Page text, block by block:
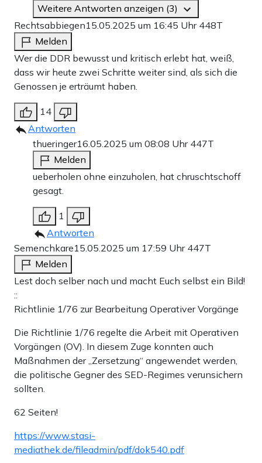
Weitere Antworten anzeigen (3)
Rechtsabbiegen15.05.2025 um 16:45 Uhr 448T
Melden
Wer die DDR bewusst und kritisch erlebt hat, weiß,
dass wir heute zwei Schritte weiter sind, als sich die
Genossen je erträumt haben.
14
Antworten
thueringer16.05.2025 um 08:08 Uhr 447T
Melden
ueberholen ohne einzuholen, hat chruschtschoff
gesagt.
1
Antworten
Semenchkare15.05.2025 um 17:59 Uhr 447T
Melden
Lest doch selber nach und macht Euch selbst ein Bild!
::
Richtlinie 1/76 zur Bearbeitung Operativer Vorgänge
Die Richtlinie 1/76 regelte die Arbeit mit Operativen
Vorgängen (OV). In diesem Zuge konnten auch
Maßnahmen der „Zersetzung“ angewendet werden,
die politische Gegner des SED-Regimes verunsichern
sollten.
62 Seiten!
https://www.stasi-
mediathek.de/fileadmin/pdf/dok540.pdf